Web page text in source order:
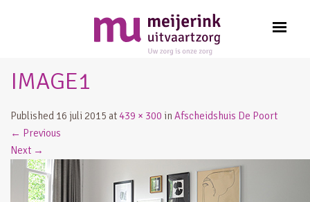
IMAGE1
Published 16 juli 2015 at 439 × 300 in Afscheidshuis De Poort
← Previous
Next →